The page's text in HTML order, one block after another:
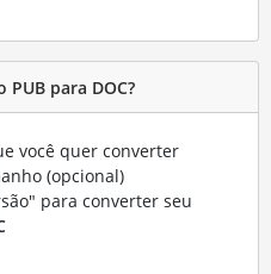
para DOC?
você quer converter
(opcional)
para converter seu